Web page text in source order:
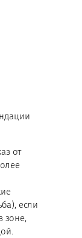
от
если
зоне,